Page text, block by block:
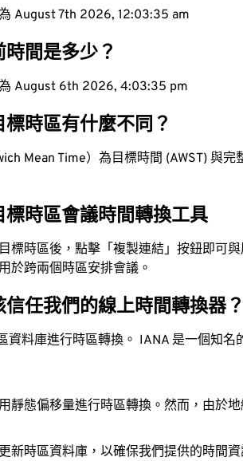
August 7th 2026, 12:03:36 am
間是多少？
August 6th 2026, 4:03:36 pm
時區有什麼不同？
Mean Time）為目標時間 (AWST) 與
時區會議時間轉換工具
標時區後，點擊「複製連結」按鈕即可
於跨兩個時區安排會議。
任我們的線上時間轉換器？
資料庫進行時區轉換。 IANA 是一個知
靜態偏移量進行時區轉換。然而，由於
新時區資料庫，以確保我們提供的時間資